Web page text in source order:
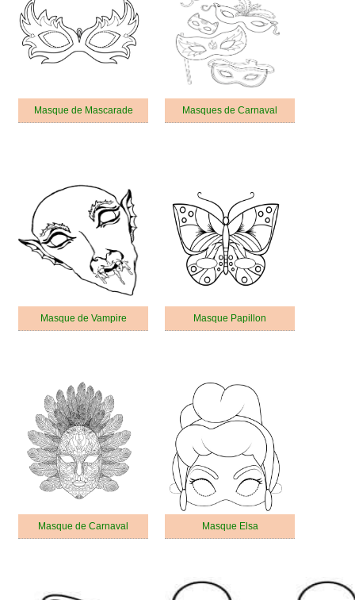
Masque de Mascarade Masques de Carnaval
Masque de Vampire Masque Papillon
Masque de Carnaval Masque Elsa